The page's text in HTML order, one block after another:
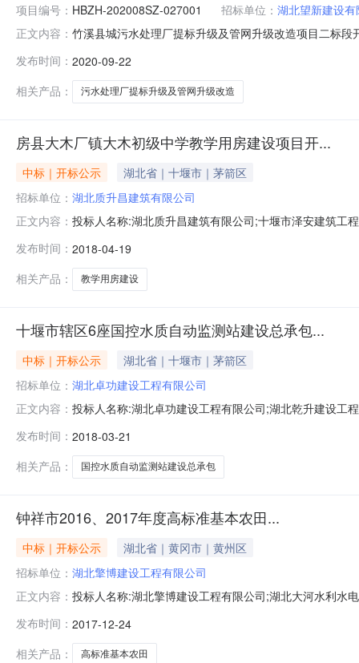
项目编号： HBZH-202008SZ-027001 招标单位： 湖北望新建设
正文内容： 竹溪县城污水处理厂提标升级及管网升级改造项目二标
间:MonSep2123:22:37CST2020,投标人名称:湖北翰弘
发布时间： 2020-09-22
相关产品：
污水处理厂提标升级及管网升级改造
房县大木厂镇大木初级中学教学用房建设项目开...
中标｜开标公示
湖北省｜十堰市｜茅箭区
招标单位： 湖北质升昌建筑有限公司
正文内容： 投标人名称:湖北质升昌建筑有限公司;十堰市泽安建筑工
北惠儒城建有限公司;沈阳中联建设工程有限公司;湖北林
工程有限公司;十堰
发布时间： 2018-04-19
相关产品：
教学用房建设
十堰市辖区6座国控水质自动监测站建设总承包...
中标｜开标公示
湖北省｜十堰市｜茅箭区
招标单位： 湖北卓功建设工程有限公司
正文内容： 投标人名称:湖北卓功建设工程有限公司;湖北乾升建设工
发布时间： 2018-03-21
相关产品：
国控水质自动监测站建设总承包
钟祥市2016、2017年度高标准基本农田...
中标｜开标公示
湖北省｜黄冈市｜黄州区
招标单位： 湖北擎博建设工程有限公司
正文内容： 投标人名称:湖北擎博建设工程有限公司;湖北大河水利水
盛建设工程有限公司;湖北祥恒建筑工程有限公司;武汉长
筑工程有限公司;襄阳
发布时间： 2017-12-24
相关产品：
高标准基本农田